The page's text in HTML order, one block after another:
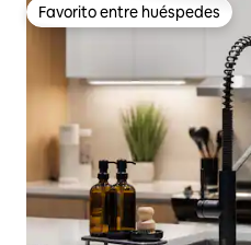
Favorito entre huéspedes
Favorito entre huéspedes